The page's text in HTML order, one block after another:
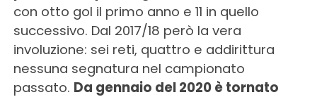
con otto gol il primo anno e 11 in quello
successivo. Dal 2017/18 però la vera
involuzione: sei reti, quattro e addirittura
nessuna segnatura nel campionato
passato. Da gennaio del 2020 è tornato